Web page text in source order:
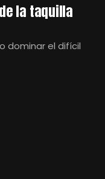
la taquilla
dominar el difícil